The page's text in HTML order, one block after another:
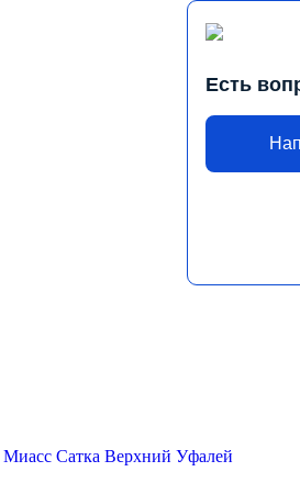
Есть
Миасс Сатка Верхний Уфалей